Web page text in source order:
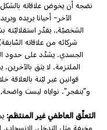
نضجه أن يخوض علاقاته
الآخر- أحيانا يريده
الشخصيّة,، يقدّر
شركائه من علاقاته
الجسدي، يشدّد على حدود
الملتزمة، لا يثق
قوانين غير ليّنة بالعلاقة
و"ينفجر"، نواياه ليست
التعلّق العاطفي غير المنتظم:
مخيفة مثل التدخل، الانسحاب،